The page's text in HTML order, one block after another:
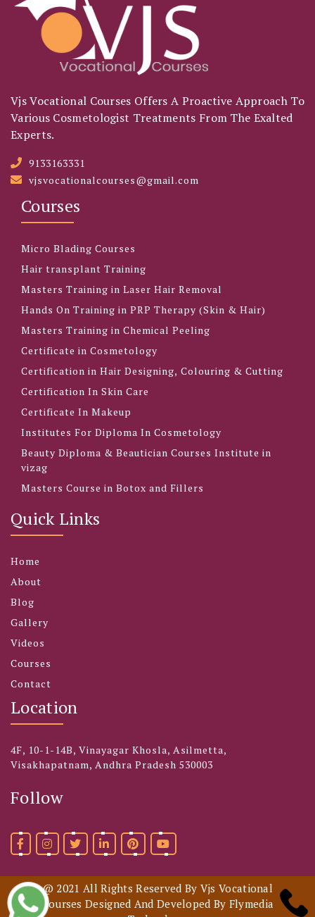
Vjs Vocational Courses Offers A Proactive Approach To
Various Cosmetologist Treatments From The Exalted
Experts.
9133163331
vjsvocationalcourses@gmail.com
Courses
Micro Blading Courses
Hair transplant Training
Masters Training in Laser Hair Removal
Hands On Training in PRP Therapy (Skin & Hair)
Masters Training in Chemical Peeling
Certificate in Cosmetology
Certification in Hair Designing, Colouring & Cutting
Certification In Skin Care
Certificate In Makeup
Institutes For Diploma In Cosmetology
Beauty Diploma & Beautician Courses Institute in
vizag
Masters Course in Botox and Fillers
Quick Links
Home
About
Blog
Gallery
Videos
Courses
Contact
Location
4F, 10-1-14B, Vinayagar Khosla, Asilmetta,
Visakhapatnam, Andhra Pradesh 530003
Follow
@ 2021 All Rights Reserved By Vjs Vocational
Courses Designed And Developed By Flymedia